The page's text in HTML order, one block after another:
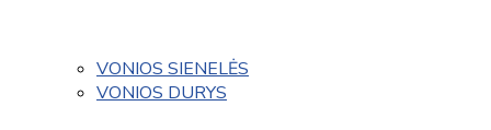
VONIOS SIENELĖS
VONIOS DURYS